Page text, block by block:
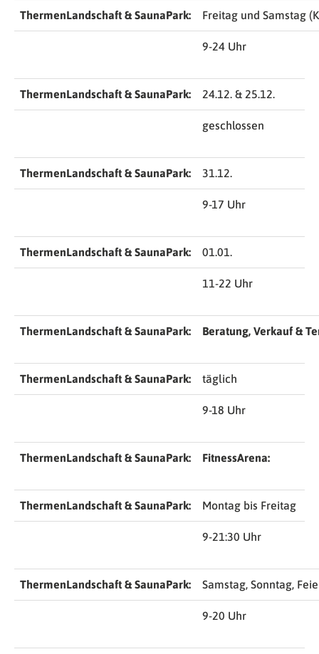
ThermenLandschaft & SaunaPark: Freitag und Samstag
9-24 Uhr
ThermenLandschaft & SaunaPark: 24.12. & 25.12.
geschlossen
ThermenLandschaft & SaunaPark: 31.12.
9-17 Uhr
ThermenLandschaft & SaunaPark: 01.01.
11-22 Uhr
ThermenLandschaft & SaunaPark: Beratung, Verkauf &
ThermenLandschaft & SaunaPark: täglich
9-18 Uhr
ThermenLandschaft & SaunaPark: FitnessArena:
ThermenLandschaft & SaunaPark: Montag bis Freitag
9-21:30 Uhr
ThermenLandschaft & SaunaPark: Samstag, Sonntag,
9-20 Uhr